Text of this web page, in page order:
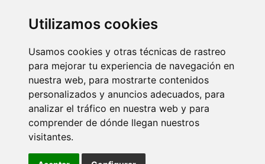
Utilizamos cookies
Usamos cookies y otras técnicas de rastreo
para mejorar tu experiencia de navegación en
nuestra web, para mostrarte contenidos
personalizados y anuncios adecuados, para
analizar el tráfico en nuestra web y para
comprender de dónde llegan nuestros
visitantes.
AVISO LEGAL POLITICA DE COOKIES
POLITICA DE PRIVACIDAD
PUBLICIDAD EN LA REVISTA QUÉ LEER
SORTEO-PREESTRENOS
SUSCRIPCIONES
Connecor Revistas